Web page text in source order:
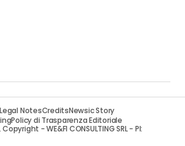
Legal NotesCreditsNewsic Story
Policy di Trasparenza Editoriale
- WE&FI CONSULTING SRL - PI: